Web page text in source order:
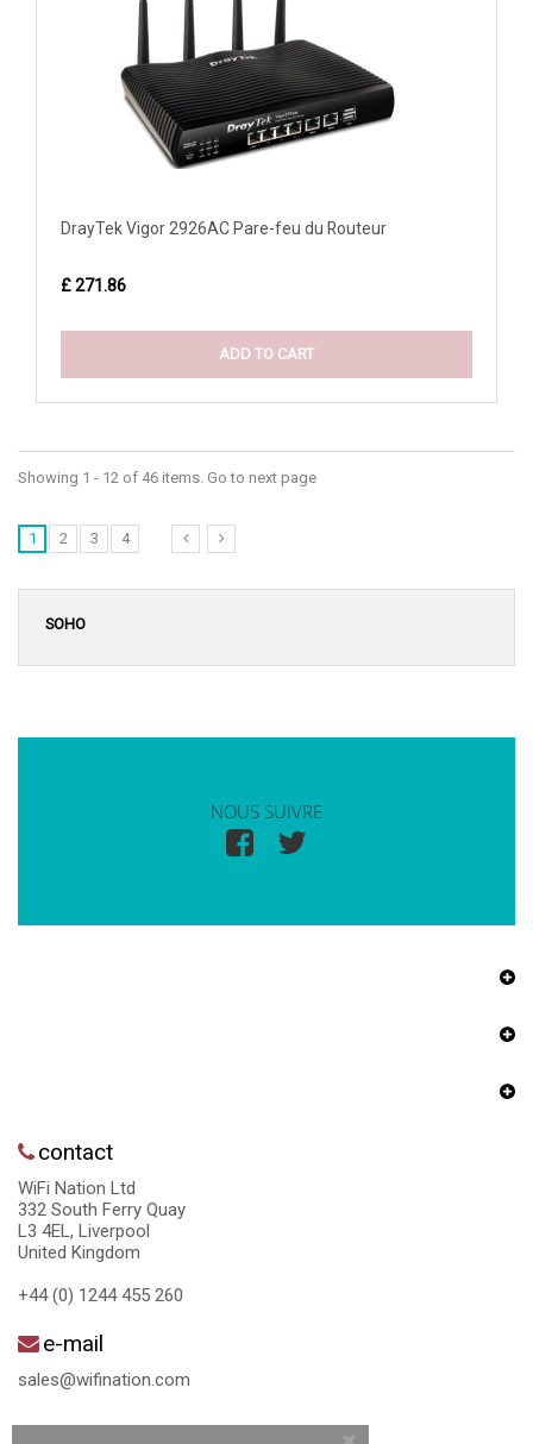
DrayTek Vigor 2926AC Pare-feu du Routeur
£ 271.86
ADD TO CART
Showing 1 - 12 of 46 items. Go to next page
1 2 3 4
SOHO
NOUS SUIVRE
contact
WiFi Nation Ltd
332 South Ferry Quay
L3 4EL, Liverpool
United Kingdom
+44 (0) 1244 455 260
e-mail
sales@wifination.com